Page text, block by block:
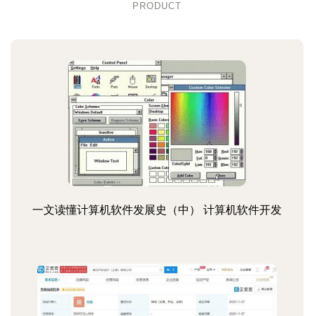
PRODUCT
一文读懂计算机软件发展史（中） 计算机软件开发